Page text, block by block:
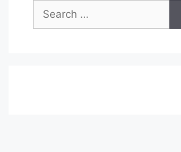
Search
for: